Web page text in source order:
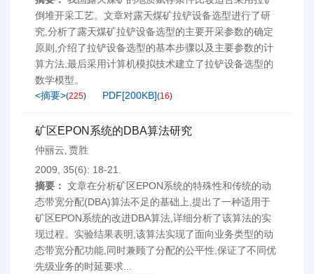
倒堆开采工艺。文章对露天煤矿拉铲设备选型进行了研
究,分析了露天煤矿拉铲设备选型的主要开采参数的确定
原则,介绍了拉铲设备选型的基本步骤以及主要参数的计
算方法,最后采用计算机模拟技术建立了拉铲设备选型的
数学模型。
<摘要>(225) PDF[200KB](16)
矿区EPON系统的DBA算法研究
仲丽云, 贾胜
2009, 35(6): 18-21.
摘要： 文章在分析矿区EPON系统的特殊性和传统的动
态带宽分配(DBA)算法不足的基础上,提出了一种适用于
矿区EPON系统的改进DBA算法,详细分析了该算法的实
现过程。实验结果表明,该算法实现了面向业务类型的动
态带宽分配功能,同时兼顾了分配的公平性,保证了不同优
先级业务的时延要求...